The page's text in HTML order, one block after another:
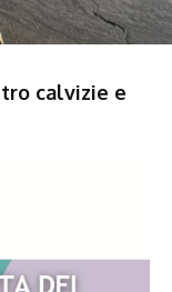
calvizie e